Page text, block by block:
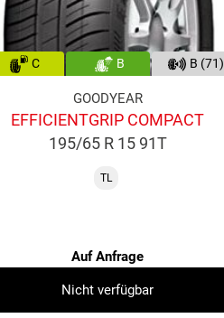
C B B (71)
GOODYEAR
EFFICIENTGRIP COMPACT
195/65 R 15 91T
TL
Auf Anfrage
Nicht verfügbar